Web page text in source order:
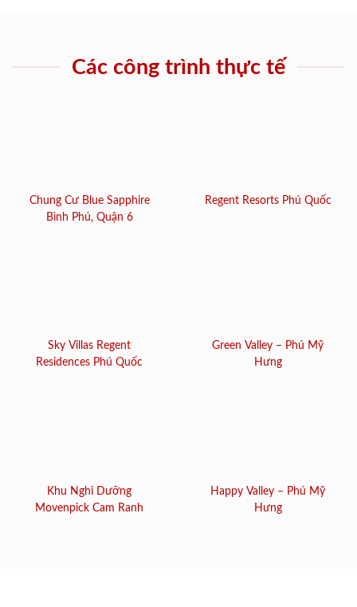
Các công trình thực tế
Chung Cư Blue Sapphire
Bình Phú, Quận 6
Regent Resorts Phú Quốc
Sky Villas Regent
Residences Phú Quốc
Green Valley – Phú Mỹ
Hưng
Khu Nghỉ Dưỡng
Movenpick Cam Ranh
Happy Valley – Phú Mỹ
Hưng